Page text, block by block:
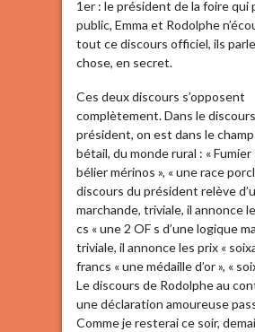
1er : le président de la foire qui
public, Emma et Rodolphe
tout ce discours officiel, ils
chose, en secret.
Ces deux discours s’opposent
complètement. Dans le
président, on est dans le
bétail, du monde rural : « Fumier
bélier mérinos », « une race
discours du président relève
marchande, triviale, il annonce
cs « une 2 OF s d’une logique
triviale, il annonce les prix «
francs « une médaille d’or », «
Le discours de Rodolphe au
une déclaration amoureuse
Comme je resterai ce soir,